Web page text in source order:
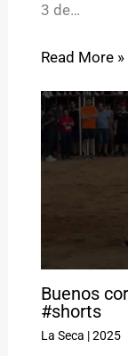
3 de…
Read More »
Buenos
#shorts
La Seca |2025